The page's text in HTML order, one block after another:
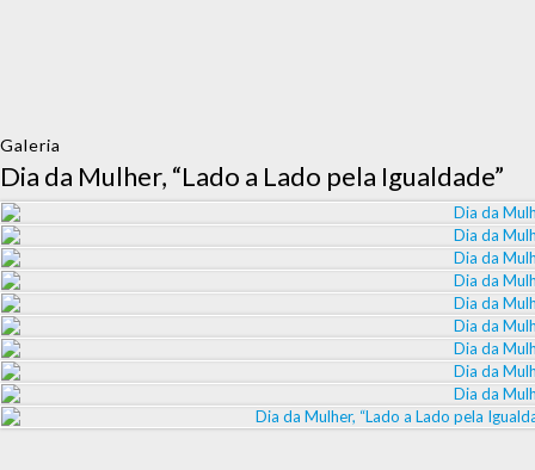
Galeria
Dia da Mulher, “Lado a Lado pela Igualdade”